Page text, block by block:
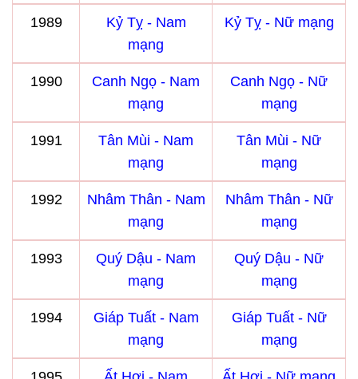
1989
Kỷ Tỵ - Nam
mạng
Kỷ Tỵ - Nữ mạng
1990
Canh Ngọ - Nam
mạng
Canh Ngọ - Nữ
mạng
1991
Tân Mùi - Nam
mạng
Tân Mùi - Nữ
mạng
1992
Nhâm Thân - Nam
mạng
Nhâm Thân - Nữ
mạng
1993
Quý Dậu - Nam
mạng
Quý Dậu - Nữ
mạng
1994
Giáp Tuất - Nam
mạng
Giáp Tuất - Nữ
mạng